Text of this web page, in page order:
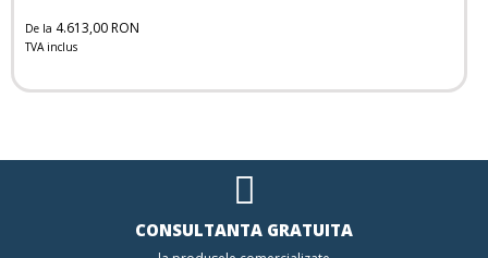
De la 4.613,00 RON
TVA inclus
CONSULTANTA GRATUITA